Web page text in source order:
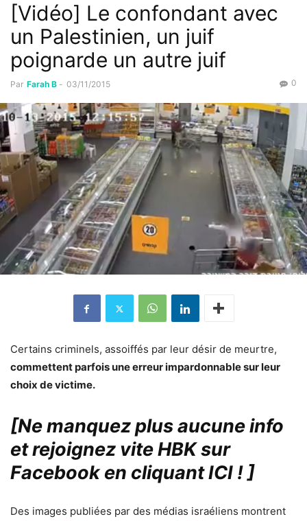
[Vidéo] Le confondant avec
un Palestinien, un juif
poignarde un autre juif
Par Farah B - 03/11/2015 0
Certains criminels, assoiffés par leur désir de meurtre,
commettent parfois une erreur impardonnable sur leur
choix de victime.
[Ne manquez plus aucune info
et rejoignez vite HBK sur
Facebook en cliquant ICI !]
Des images publiées par des médias israéliens montrent